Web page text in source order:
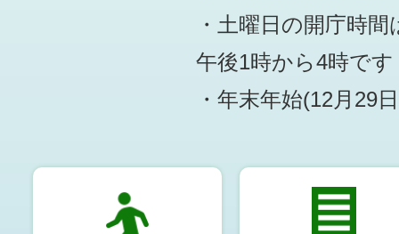
・土曜日の開庁時
午後1時から4時です
・年末年始(12月29